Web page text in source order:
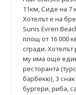
11км, Сиде на 7
Хотелът е на
Sunis Evren
площ от 16 000
сгради. Хотелът
му има още
ресторанта
барбекю), 3
бургери, риба,